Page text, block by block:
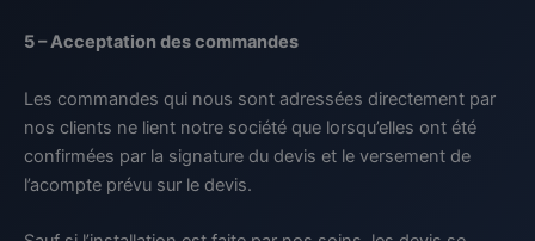
5 – Acceptation des commandes
Les commandes qui nous sont adressées directement par
nos clients ne lient notre société que lorsqu’elles ont été
confirmées par la signature du devis et le versement de
l’acompte prévu sur le devis.